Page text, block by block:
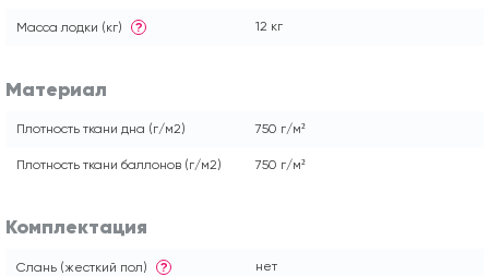
Масса лодки (кг) ? 12 кг
Материал
Плотность ткани дна (г/м2) 750 г/м²
Плотность ткани баллонов (г/м2) 750 г/м²
Комплектация
Слань (жесткий пол) ? нет